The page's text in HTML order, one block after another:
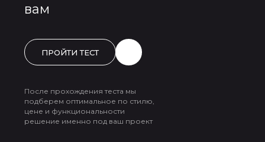
вам
ПРОЙТИ ТЕСТ
После прохождения теста мы
подберем оптимальное по стилю,
цене и функциональности
решение именно под ваш проект